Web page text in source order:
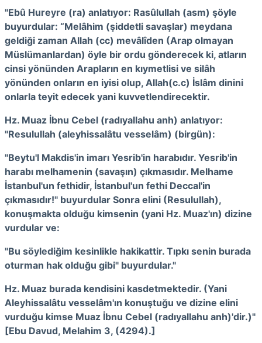
"Ebû Hureyre (ra) anlatıyor: Rasûlullah (asm) şöyle
buyurdular: “Melâhim (şiddetli savaşlar) meydana
geldiği zaman Allah (cc) mevâlîden (Arap olmayan
Müslümanlardan) öyle bir ordu gönderecek ki, atların
cinsi yönünden Arapların en kıymetlisi ve silâh
yönünden onların en iyisi olup, Allah(c.c) İslâm dinini
onlarla teyit edecek yani kuvvetlendirecektir.
Hz. Muaz İbnu Cebel (radıyallahu anh) anlatıyor:
"Resulullah (aleyhissalâtu vesselâm) (birgün):
"Beytu'l Makdis'in imarı Yesrib'in harabıdır. Yesrib'in
harabı melhamenin (savaşın) çıkmasıdır. Melhame
İstanbul'un fethidir, İstanbul'un fethi Deccal'in
çıkmasıdır!" buyurdular Sonra elini (Resulullah),
konuşmakta olduğu kimsenin (yani Hz. Muaz'ın) dizine
vurdular ve:
"Bu söylediğim kesinlikle hakikattir. Tıpkı senin burada
oturman hak olduğu gibi" buyurdular."
Hz. Muaz burada kendisini kasdetmektedir. (Yani
Aleyhissalâtu vesselâm'ın konuştuğu ve dizine elini
vurduğu kimse Muaz İbnu Cebel (radıyallahu anh)'dir.)"
[Ebu Davud, Melahim 3, (4294).]